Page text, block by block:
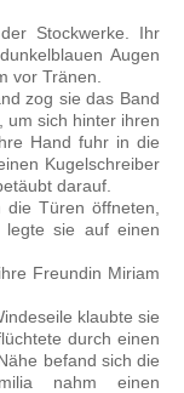
Stockwerke. Ihr
Augen
vor Tränen.
zog sie das Band
um sich hinter ihren
Hand fuhr in die
Kugelschreiber
darauf.
Türen öffneten,
sie auf einen
Freundin Miriam
klaubte sie
durch einen
befand sich die
nahm einen